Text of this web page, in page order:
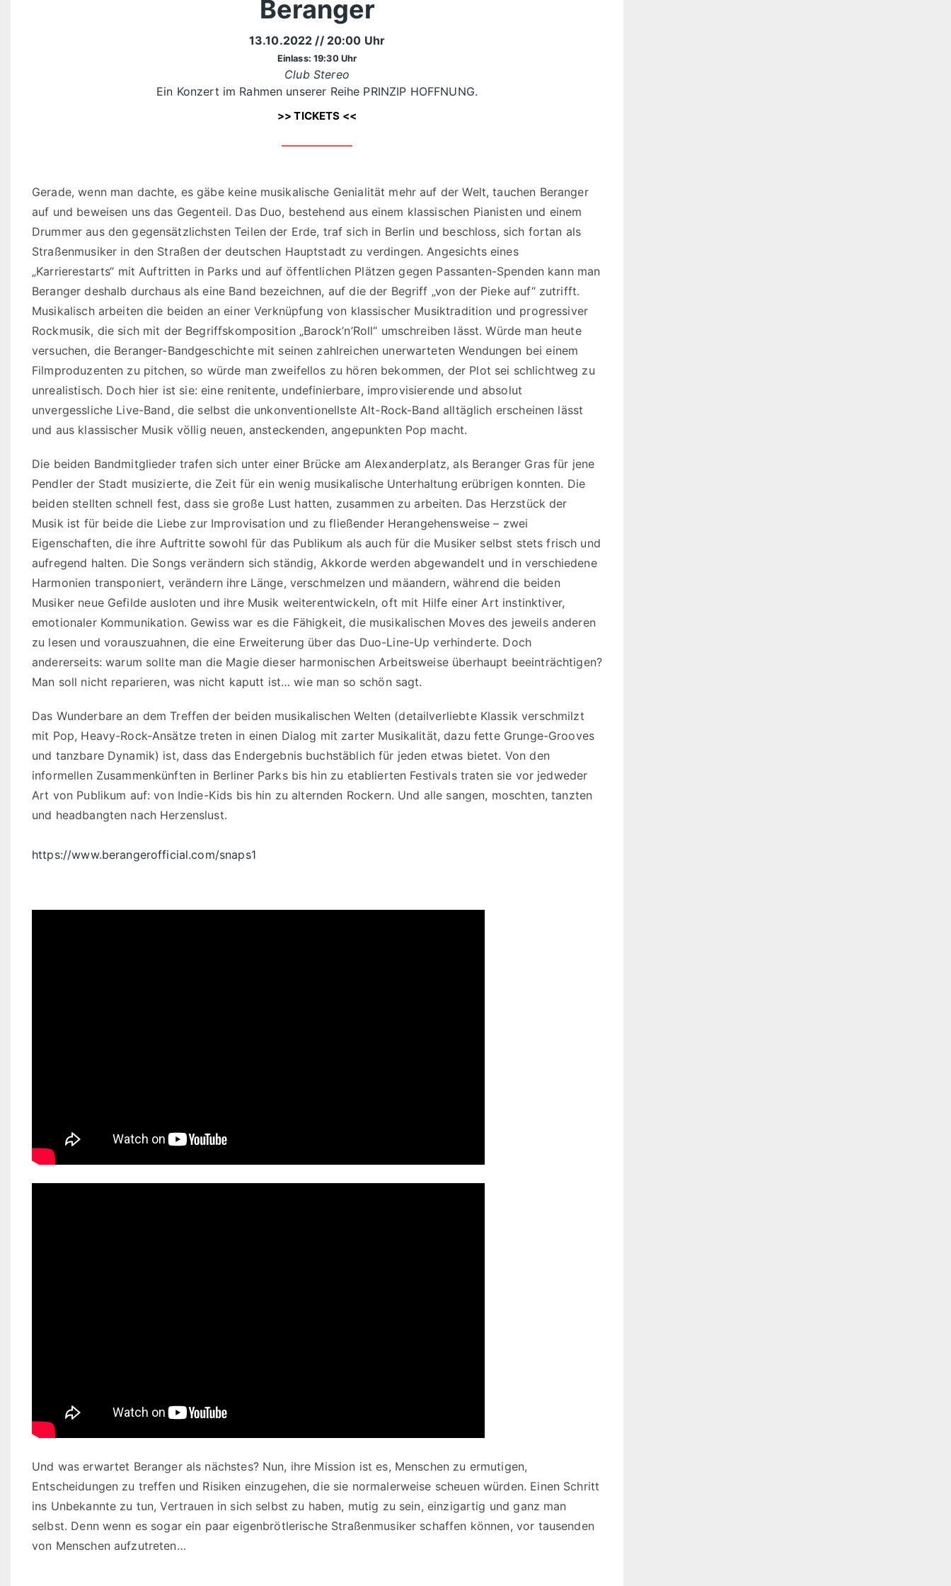
Beranger
13.10.2022// 20:00 Uhr
Einlass: 19:30 Uhr
Club Stereo
Ein Konzert im Rahmen unserer Reihe PRINZIP HOFFNUNG.
>> TICKETS <<
Gerade, wenn man dachte, es gäbe keine musikalische Genialität mehr auf der Welt, tauchen Beranger
auf und beweisen uns das Gegenteil. Das Duo, bestehend aus einem klassischen Pianisten und einem
Drummer aus den gegensätzlichsten Teilen der Erde, traf sich in Berlin und beschloss, sich fortan als
Straßenmusiker in den Straßen der deutschen Hauptstadt zu verdingen. Angesichts eines
„Karrierestarts“ mit Auftritten in Parks und auf öffentlichen Plätzen gegen Passanten-Spenden kann man
Beranger deshalb durchaus als eine Band bezeichnen, auf die der Begriff „von der Pieke auf“ zutrifft.
Musikalisch arbeiten die beiden an einer Verknüpfung von klassischer Musiktradition und progressiver
Rockmusik, die sich mit der Begriffskomposition „Barock’n’Roll“ umschreiben lässt. Würde man heute
versuchen, die Beranger-Bandgeschichte mit seinen zahlreichen unerwarteten Wendungen bei einem
Filmproduzenten zu pitchen, so würde man zweifellos zu hören bekommen, der Plot sei schlichtweg zu
unrealistisch. Doch hier ist sie: eine renitente, undefinierbare, improvisierende und absolut
unvergessliche Live-Band, die selbst die unkonventionellste Alt-Rock-Band alltäglich erscheinen lässt
und aus klassischer Musik völlig neuen, ansteckenden, angepunkten Pop macht.
Die beiden Bandmitglieder trafen sich unter einer Brücke am Alexanderplatz, als Beranger Gras für jene
Pendler der Stadt musizierte, die Zeit für ein wenig musikalische Unterhaltung erübrigen konnten. Die
beiden stellten schnell fest, dass sie große Lust hatten, zusammen zu arbeiten. Das Herzstück der
Musik ist für beide die Liebe zur Improvisation und zu fließender Herangehensweise – zwei
Eigenschaften, die ihre Auftritte sowohl für das Publikum als auch für die Musiker selbst stets frisch und
aufregend halten. Die Songs verändern sich ständig, Akkorde werden abgewandelt und in verschiedene
Harmonien transponiert, verändern ihre Länge, verschmelzen und mäandern, während die beiden
Musiker neue Gefilde ausloten und ihre Musik weiterentwickeln, oft mit Hilfe einer Art instinktiver,
emotionaler Kommunikation. Gewiss war es die Fähigkeit, die musikalischen Moves des jeweils anderen
zu lesen und vorauszuahnen, die eine Erweiterung über das Duo-Line-Up verhinderte. Doch
andererseits: warum sollte man die Magie dieser harmonischen Arbeitsweise überhaupt beeinträchtigen?
Man soll nicht reparieren, was nicht kaputt ist… wie man so schön sagt.
Das Wunderbare an dem Treffen der beiden musikalischen Welten (detailverliebte Klassik verschmilzt
mit Pop, Heavy-Rock-Ansätze treten in einen Dialog mit zarter Musikalität, dazu fette Grunge-Grooves
und tanzbare Dynamik) ist, dass das Endergebnis buchstäblich für jeden etwas bietet. Von den
informellen Zusammenkünften in Berliner Parks bis hin zu etablierten Festivals traten sie vor jedweder
Art von Publikum auf: von Indie-Kids bis hin zu alternden Rockern. Und alle sangen, moschten, tanzten
und headbangten nach Herzenslust.
https://www.berangerofficial.com/snaps1
Und was erwartet Beranger als nächstes? Nun, ihre Mission ist es, Menschen zu ermutigen,
Entscheidungen zu treffen und Risiken einzugehen, die sie normalerweise scheuen würden. Einen Schritt
ins Unbekannte zu tun, Vertrauen in sich selbst zu haben, mutig zu sein, einzigartig und ganz man
selbst. Denn wenn es sogar ein paar eigenbrötlerische Straßenmusiker schaffen können, vor tausenden
von Menschen aufzutreten…